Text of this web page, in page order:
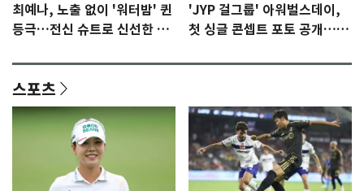
최예나, 노출 없이 '워터밤' 퀸
등극…전신 슈트로 신선한 충
'JYP 걸그룹' 아워벌스데이,
첫 싱글 콘셉트 포토 공개…청
스포츠